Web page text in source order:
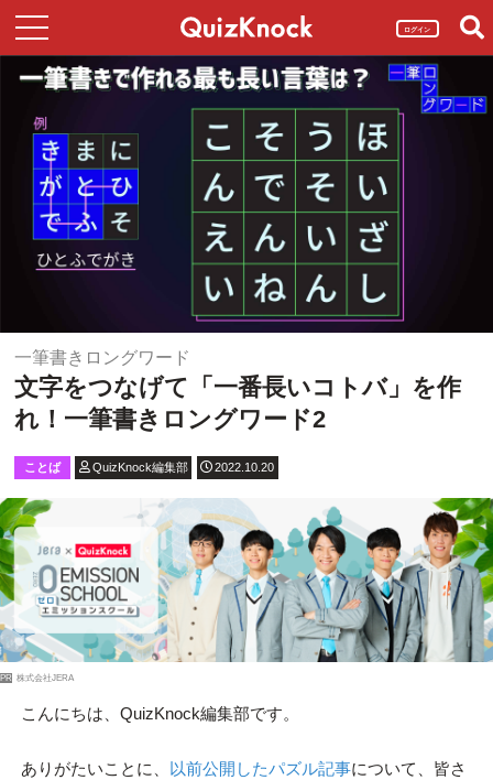
ログイン
一筆書きロングワード
文字をつなげて「一番長いコトバ」を作
れ！一筆書きロングワード2
ことば QuizKnock編集部 2022.10.20
PR 株式会社JERA
こんにちは、QuizKnock編集部です。
ありがたいことに、 以前公開したパズル記事について、皆さ